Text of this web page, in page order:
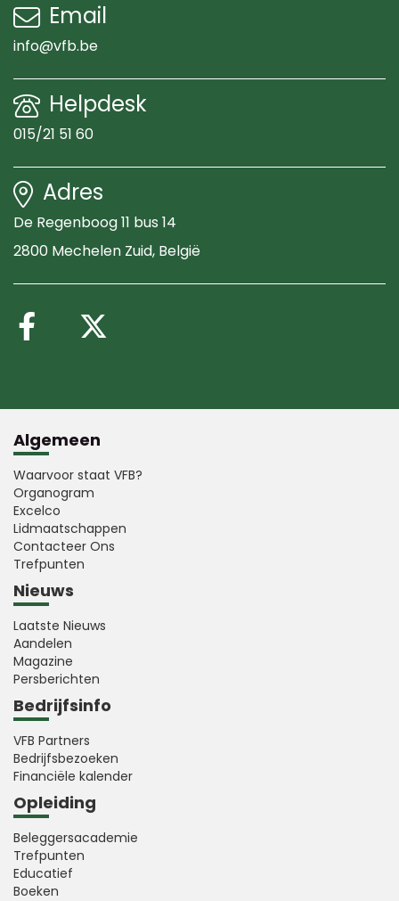
Email
info@vfb.be
Helpdesk
015/21 51 60
Adres
De Regenboog 11 bus 14
2800 Mechelen Zuid, België
Volg ons op Facebook
Algemeen
Waarvoor staat VFB?
Organogram
Excelco
Lidmaatschappen
Contacteer Ons
Trefpunten
Nieuws
Laatste Nieuws
Aandelen
Magazine
Persberichten
Bedrijfsinfo
VFB Partners
Bedrijfsbezoeken
Financiële kalender
Opleiding
Beleggersacademie
Trefpunten
Educatief
Boeken